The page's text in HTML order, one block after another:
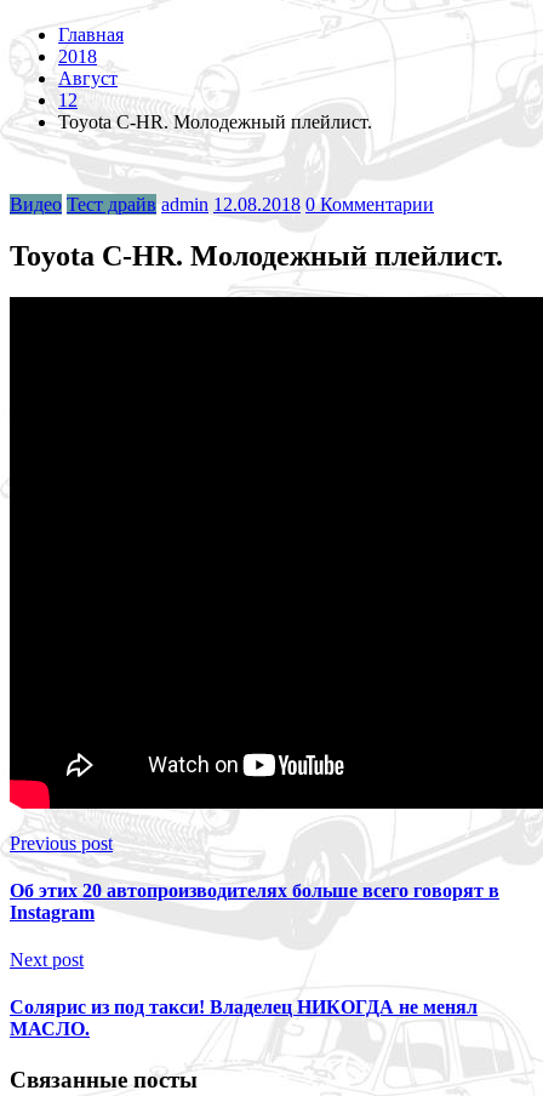
Главная
2018
Август
12
Toyota C-HR. Молодежный плейлист.
Видео Тест драйв admin 12.08.2018 0 Комментарии
Toyota C-HR. Молодежный плейлист.
Previous post
Об этих 20 автопроизводителях больше всего говорят в
Instagram
Next post
Солярис из под такси! Владелец НИКОГДА не менял
МАСЛО.
Связанные посты